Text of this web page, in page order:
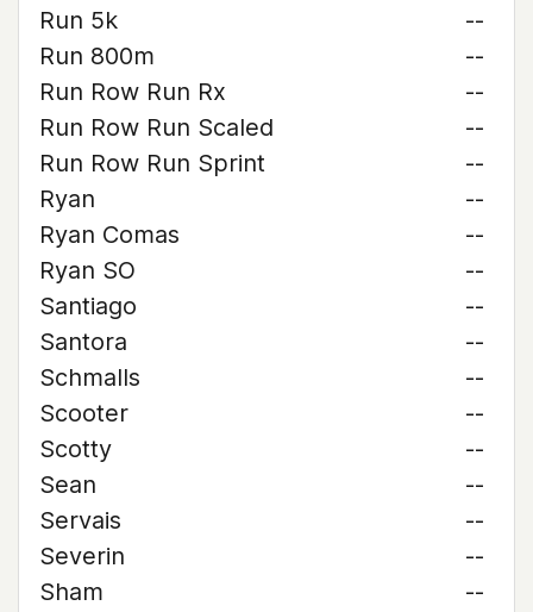
Run 5k
--
Run 800m
--
Run Row Run Rx
--
Run Row Run Scaled
--
Run Row Run Sprint
--
Ryan
--
Ryan Comas
--
Ryan SO
--
Santiago
--
Santora
--
Schmalls
--
Scooter
--
Scotty
--
Sean
--
Servais
--
Severin
--
Sham
--